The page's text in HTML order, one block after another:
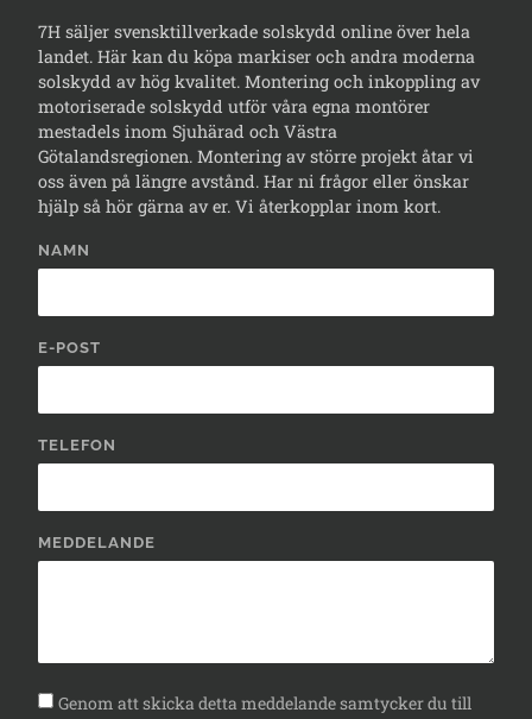
7H säljer svensktillverkade solskydd online över hela
landet. Här kan du köpa markiser och andra moderna
solskydd av hög kvalitet. Montering och inkoppling av
motoriserade solskydd utför våra egna montörer
mestadels inom Sjuhärad och Västra
Götalandsregionen. Montering av större projekt åtar vi
oss även på längre avstånd. Har ni frågor eller önskar
hjälp så hör gärna av er. Vi återkopplar inom kort.
NAMN
E-POST
TELEFON
MEDDELANDE
Genom att skicka detta meddelande samtycker du till